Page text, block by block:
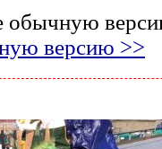
обычную
версию >>